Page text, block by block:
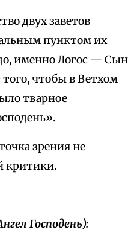
двух заветов
пунктом их
именно Логос — Сын
чтобы в Ветхом
тварное
зрения не
критики.
Господень):